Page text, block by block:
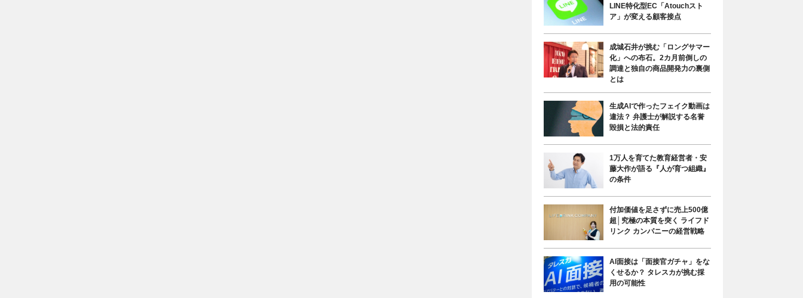
LINE特化型EC「Atouchスト
ア」が変える顧客接点
成城石井が挑む「ロングサマー
化」への布石。2カ月前倒しの
調達と独自の商品開発力の裏側
とは
生成AIで作ったフェイク動画は
違法？ 弁護士が解説する名誉
毀損と法的責任
1万人を育てた教育経営者・安
藤大作が語る『人が育つ組織』
の条件
付加価値を足さずに売上500億
超│究極の本質を突く ライフド
リンク カンパニーの経営戦略
AI面接は「面接官ガチャ」をな
くせるか？ タレスカが挑む採
用の可能性